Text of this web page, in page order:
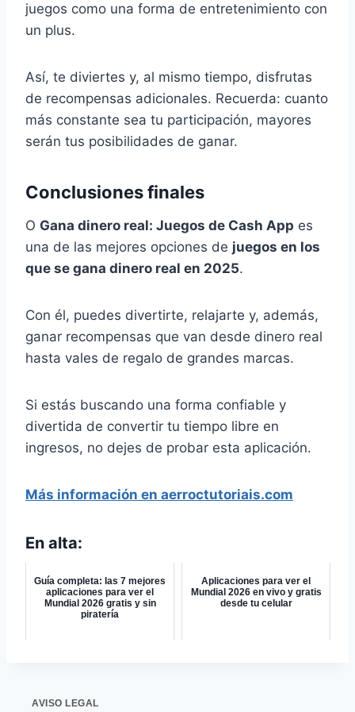
juegos como una forma de entretenimiento con
un plus.
Así, te diviertes y, al mismo tiempo, disfrutas
de recompensas adicionales. Recuerda: cuanto
más constante sea tu participación, mayores
serán tus posibilidades de ganar.
Conclusiones finales
O Gana dinero real: Juegos de Cash App es
una de las mejores opciones de juegos en los
que se gana dinero real en 2025.
Con él, puedes divertirte, relajarte y, además,
ganar recompensas que van desde dinero real
hasta vales de regalo de grandes marcas.
Si estás buscando una forma confiable y
divertida de convertir tu tiempo libre en
ingresos, no dejes de probar esta aplicación.
Más información en aerroctutoriais.com
En alta:
Guía completa: las 7 mejores
aplicaciones para ver el
Mundial 2026 gratis y sin
piratería
Aplicaciones para ver el
Mundial 2026 en vivo y gratis
desde tu celular
AVISO LEGAL